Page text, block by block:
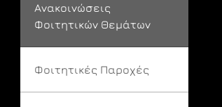
Ανακοινώσεις
Φοιτητικών Θεμάτων
Φοιτητικές Παροχές